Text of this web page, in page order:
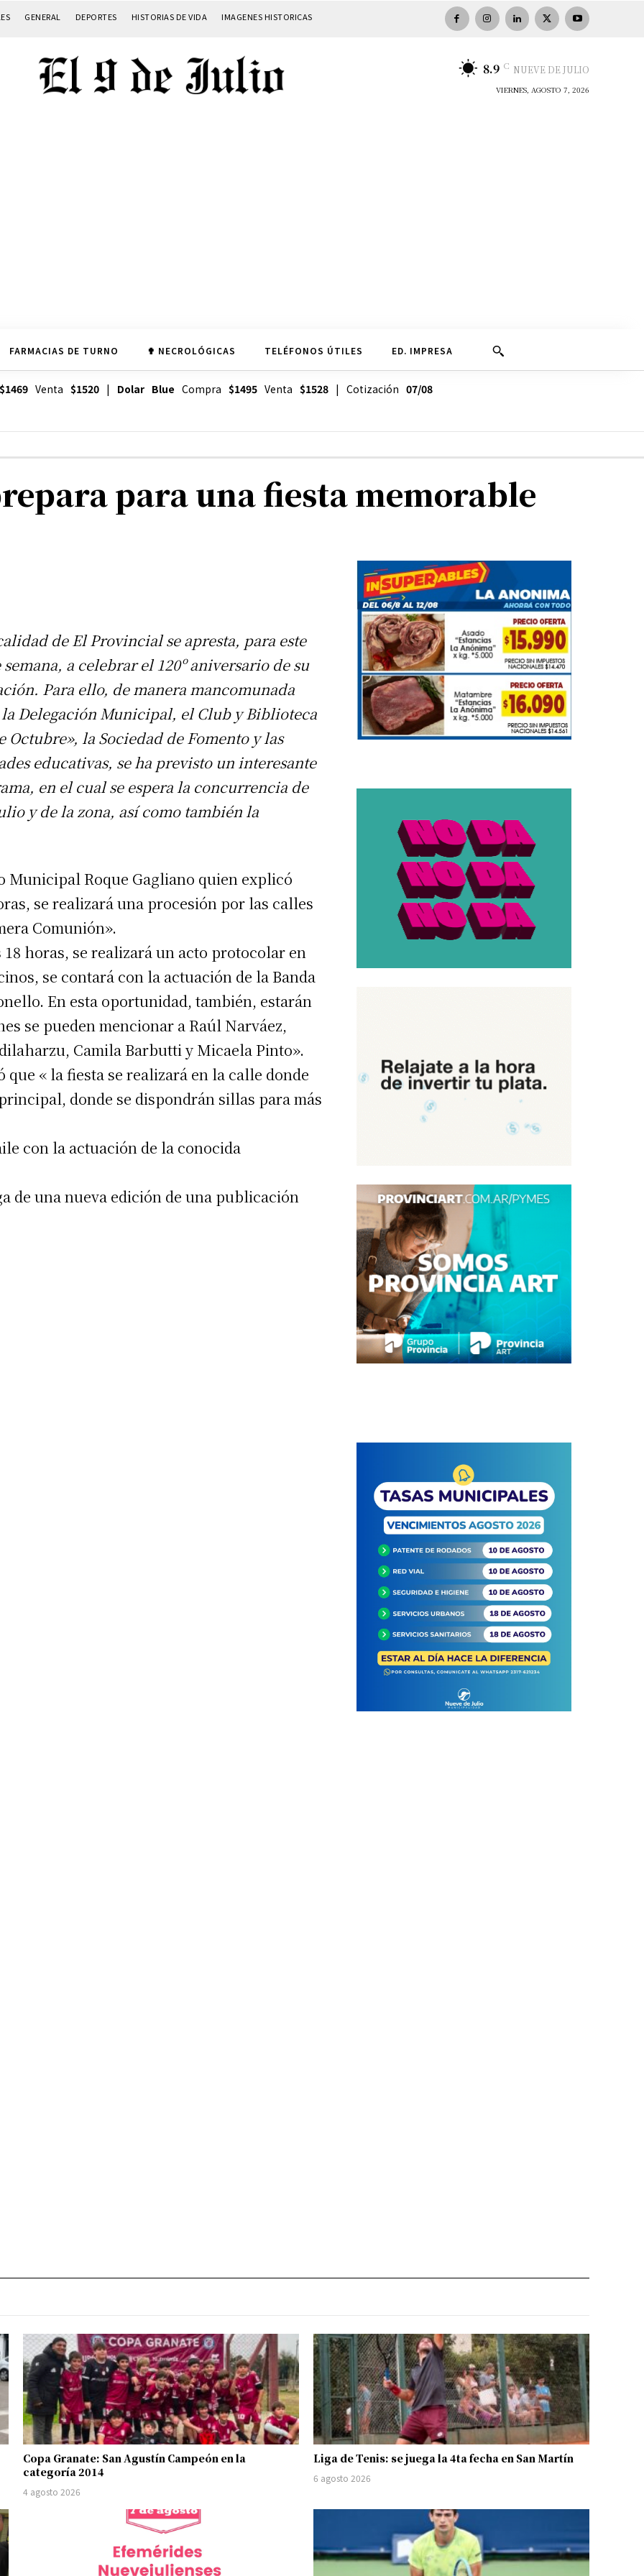
GENERAL DEPORTES HISTORIAS DE VIDA IMAGENES HISTORICAS
8.9 C NUEVE DE JULIO
VIERNES, AGOSTO 7, 2026
FARMACIAS DE TURNO ✟ NECROLÓGICAS TELÉFONOS ÚTILES ED. IMPRESA
$1469Venta $1520| Dolar Blue Compra $1495Venta $1528| Cotización 07/08
para una fiesta memorable
de El Provincial se apresta, para este
a celebrar el 120º aniversario de su
Para ello, de manera mancomunada
Delegación Municipal, el Club y Biblioteca
Octubre», la Sociedad de Fomento y las
educativas, se ha previsto un interesante
en el cual se espera la concurrencia de
y de la zona, así como también la
Municipal Roque Gagliano quien explicó
se realizará una procesión por las calles
Comunión».
horas, se realizará un acto protocolar en
se contará con la actuación de la Banda
En esta oportunidad, también, estarán
se pueden mencionar a Raúl Narváez,
Camila Barbutti y Micaela Pinto».
« la fiesta se realizará en la calle donde
donde se dispondrán sillas para más
con la actuación de la conocida
de una nueva edición de una publicación
Copa Granate: San Agustín Campeón en la
categoría 2014
4 agosto 2026
Liga de Tenis: se juega la 4ta fecha en San Martín
6 agosto 2026